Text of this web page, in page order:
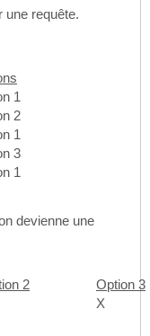
une requête.
1
2
1
3
1
devienne une
2
Option 3
X